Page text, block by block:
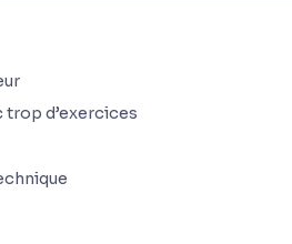
trop d’exercices